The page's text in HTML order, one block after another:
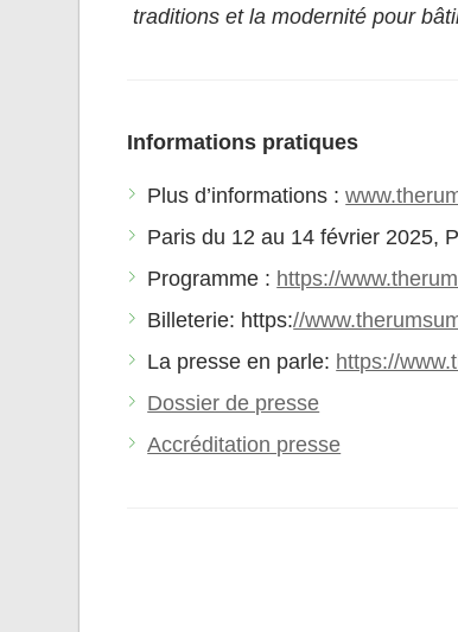
traditions et la modernité pour
Informations pratiques
Plus d’informations :
Paris du 12 au 14 février 2025,
Programme : https://
Billeterie: https://
La presse en parle: https://
Dossier de presse
Accréditation presse